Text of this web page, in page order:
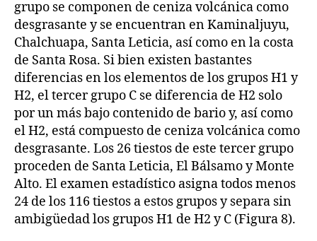
grupo se componen de ceniza volcánica como
desgrasante y se encuentran en Kaminaljuyu,
Chalchuapa, Santa Leticia, así como en la costa
de Santa Rosa. Si bien existen bastantes
diferencias en los elementos de los grupos H1 y
H2, el tercer grupo C se diferencia de H2 solo
por un más bajo contenido de bario y, así como
el H2, está compuesto de ceniza volcánica como
desgrasante. Los 26 tiestos de este tercer grupo
proceden de Santa Leticia, El Bálsamo y Monte
Alto. El examen estadístico asigna todos menos
24 de los 116 tiestos a estos grupos y separa sin
ambigüedad los grupos H1 de H2 y C (Figura 8).